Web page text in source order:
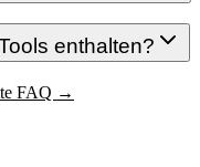
enthalten?
FAQ →